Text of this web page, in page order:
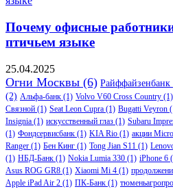
Почему офисные
птичьем языке
25.04.2025
Огни Москвы (6) Райффайзенбанк
(2) Альфа-банк (1) Volvo V60 Cross Country (1)
Связной (1) Seat Leon Cupra (1) Bugatti Veyron
Insignia (1) искусственный глаз (1) Subaru
(1) Фондсервисбанк (1) KIA Rio (1) акции
Ranger (1) Бен Кинг (1) Tong Jian S11 (1)
(1) НБД-Банк (1) Nokia Lumia 330 (1) iPhone 6
Asus ROG GR8 (1) Xiaomi Mi 4 (1)
Apple iPad Air 2 (1) ПК-Банк (1)